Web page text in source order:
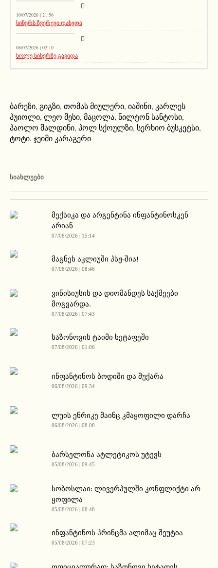
10/07/2026 | 21:56
სინერს ზვერევი დახვდა
სიახლეები
08/07/2026 | 02:10
ნოლე სინერზე გავიდა
ბარეზი, გიგზი, თომას მიულერი, იაშინი, კარლეს
პუიოლი, ლეო მესი, მაცოლა, ნილტონ სანტოსი,
პაოლო მალდინი, პოლ სქოულზი, სერხიო ბუსკეტსი,
ტოტი, ჯეიმი კარაგერი
ᲡᲘᲐᲮᲚᲔᲔᲑᲘ
მექსიკა და არგენტინა ინფანტინოსკენ
არიან
07/08/2026 | 15:14
მაგნეს აკლიუში პსჟ-შია!
07/08/2026 | 08:46
ვინისიუსის და დიომანდეს საქმეები
მოგვარდა.
07/08/2026 | 07:43
საზონოვის ტაიმი ხეტაფეში
07/08/2026 | 01:06
ინფანტინოს ბოდიში და მუქარა
06/08/2026 | 09:34
ლუის ენრიკე მაინც კმაყოფილი დარჩა
06/08/2026 | 08:08
ბარსელონა ატლეტიკოს უტევს
05/08/2026 | 09:45
სობოსლაი: ლივერპულში კონფლიქტი არ
ყოფილა
05/08/2026 | 08:48
ინფანტინოს პრინცმა ალიმაც შეუტია
05/08/2026 | 07:23